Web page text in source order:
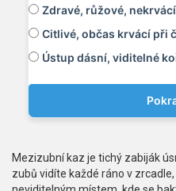
Zdravé, růžové, nekrvácí
Citlivé, občas krvácí při
Ústup dásní, viditelné
Mezizubní kaz je tichý zabiják
zubů vidíte každé ráno v